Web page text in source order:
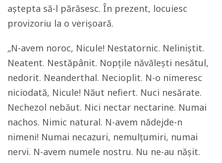
aștepta să-l părăsesc. În prezent, locuiesc
provizoriu la o verișoară.
„N-avem noroc, Nicule! Nestatornic. Neliniștit.
Neatent. Nestăpânit. Nopțile năvălești nesătul,
nedorit. Neanderthal. Necioplit. N-o nimeresc
niciodată, Nicule! Năut nefiert. Nuci nesărate.
Nechezol nebăut. Nici nectar nectarine. Numai
nachos. Nimic natural. N-avem nădejde-n
nimeni! Numai necazuri, nemulțumiri, numai
nervi. N-avem numele nostru. Nu ne-au nășit.